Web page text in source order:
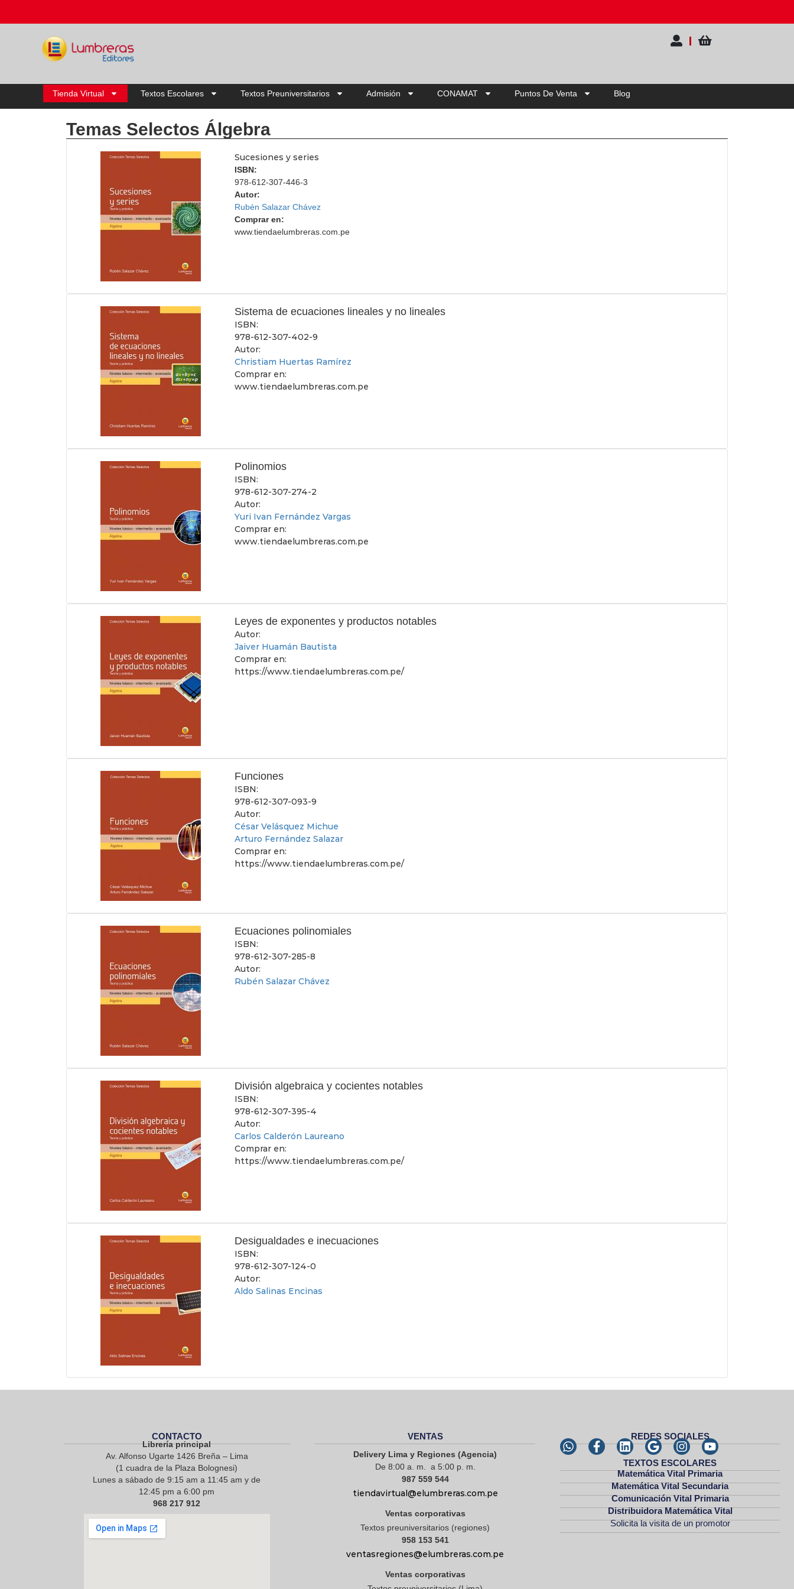
Tienda Virtual Textos Escolares Textos Preuniversitarios Admisión CONAMAT Puntos De Venta Blog
Temas Selectos Álgebra
Sucesiones y series
ISBN:
978-612-307-446-3
Autor:
Rubén Salazar Chávez
Comprar en:
www.tiendaelumbreras.com.pe
Sistema de ecuaciones lineales y no lineales
ISBN:
978-612-307-402-9
Autor:
Christiam Huertas Ramírez
Comprar en:
www.tiendaelumbreras.com.pe
Polinomios
ISBN:
978-612-307-274-2
Autor:
Yuri Ivan Fernández Vargas
Comprar en:
www.tiendaelumbreras.com.pe
Leyes de exponentes y productos notables
Autor:
Jaiver Huamán Bautista
Comprar en:
https://www.tiendaelumbreras.com.pe/
Funciones
ISBN:
978-612-307-093-9
Autor:
César Velásquez Michue
Arturo Fernández Salazar
Comprar en:
https://www.tiendaelumbreras.com.pe/
Ecuaciones polinomiales
ISBN:
978-612-307-285-8
Autor:
Rubén Salazar Chávez
División algebraica y cocientes notables
ISBN:
978-612-307-395-4
Autor:
Carlos Calderón Laureano
Comprar en:
https://www.tiendaelumbreras.com.pe/
Desigualdades e inecuaciones
ISBN:
978-612-307-124-0
Autor:
Aldo Salinas Encinas
CONTACTO
Librería principal
Av. Alfonso Ugarte 1426 Breña – Lima
(1 cuadra de la Plaza Bolognesi)
Lunes a sábado de 9:15 am a 11:45 am y de
12:45 pm a 6:00 pm
968 217 912
VENTAS
Delivery Lima y Regiones (Agencia)
De 8:00 a. m. a 5:00 p. m.
987 559 544
tiendavirtual@elumbreras.com.pe
Ventas corporativas
Textos preuniversitarios (regiones)
958 153 541
ventasregiones@elumbreras.com.pe
Ventas corporativas
REDES SOCIALES
TEXTOS ESCOLARES
Matemática Vital Primaria
Matemática Vital Secundaria
Comunicación Vital Primaria
Distribuidora Matemática Vital
Solicita la visita de un promotor